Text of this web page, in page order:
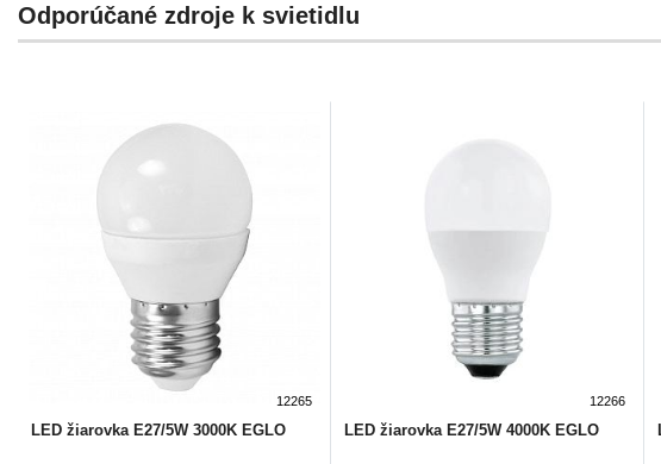
Odporúčané zdroje k svietidlu
12265
LED žiarovka E27/5W 3000K EGLO
12266
LED žiarovka E27/5W 4000K EGLO